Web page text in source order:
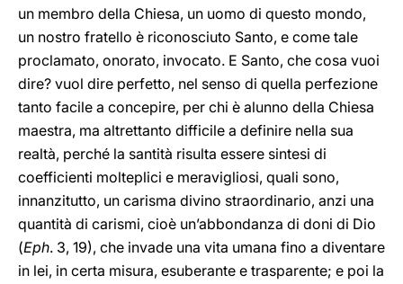
un membro della Chiesa, un uomo di questo mondo,
un nostro fratello è riconosciuto Santo, e come tale
proclamato, onorato, invocato. E Santo, che cosa vuoi
dire? vuol dire perfetto, nel senso di quella perfezione
tanto facile a concepire, per chi è alunno della Chiesa
maestra, ma altrettanto difficile a definire nella sua
realtà, perché la santità risulta essere sintesi di
coefficienti molteplici e meravigliosi, quali sono,
innanzitutto, un carisma divino straordinario, anzi una
quantità di carismi, cioè un’abbondanza di doni di Dio
(Eph. 3, 19), che invade una vita umana fino a diventare
in lei, in certa misura, esuberante e trasparente; e poi la